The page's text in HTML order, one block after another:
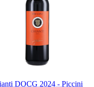
DOCG 2024 - Piccini